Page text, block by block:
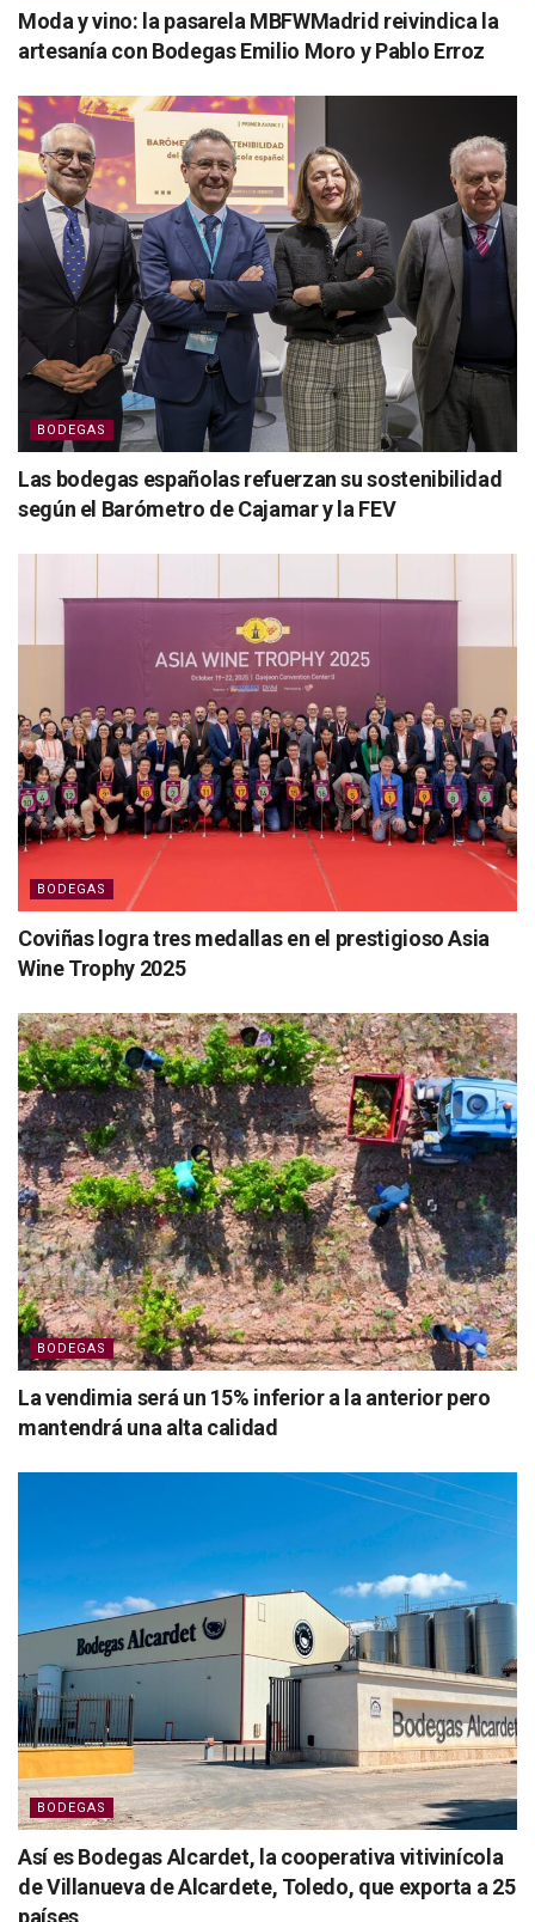
Moda y vino: la pasarela MBFWMadrid reivindica la
artesanía con Bodegas Emilio Moro y Pablo Erroz
BODEGAS
Las bodegas españolas refuerzan su sostenibilidad
según el Barómetro de Cajamar y la FEV
BODEGAS
Coviñas logra tres medallas en el prestigioso Asia
Wine Trophy 2025
BODEGAS
La vendimia será un 15% inferior a la anterior pero
mantendrá una alta calidad
BODEGAS
Así es Bodegas Alcardet, la cooperativa vitivinícola
de Villanueva de Alcardete, Toledo, que exporta a 25
países